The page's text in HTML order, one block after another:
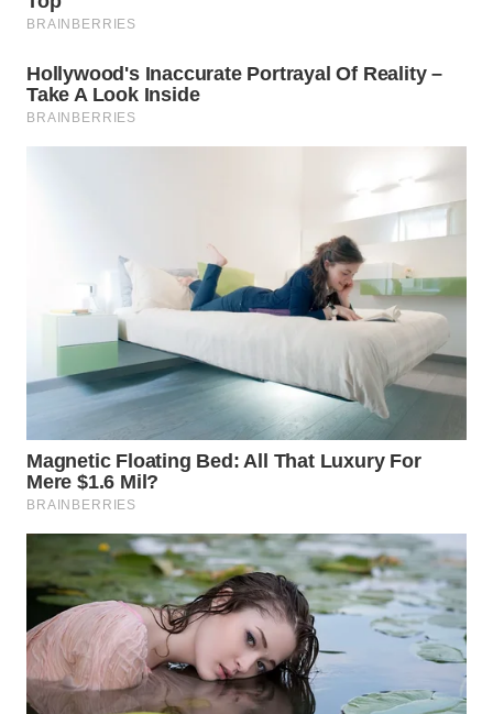
Media
Group
WAHANA
ADVOKAT
WAHANA
INFRASTRUKTUR
WAHANA
KONSUMEN
WAHANA
LISTRIK
WAHANA
TRAVEL
WAHANA